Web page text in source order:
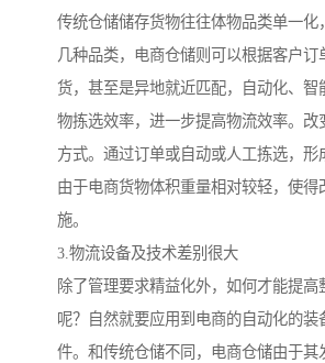
传统仓储储存货物往往体物品类单一化
几种品类，电商仓储则可以根据客户订
货，甚至是异地就近匹配，自动化、智
物拣选效率，进一步提高物流效率。改
方式。通过订单或自动或人工拣选，形
由于电商货物体积重量相对较轻，使得
施。
3.物流设备及技术差别很大
除了管理要求精益化外，如何才能提高
呢？自然就要应用到电商的自动化的装
件。和传统仓储不同，电商仓储由于其